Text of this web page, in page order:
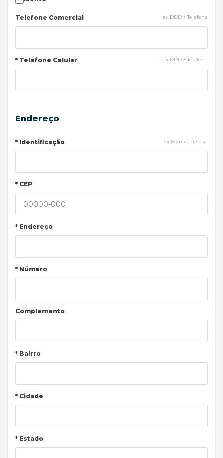
Telefone Comercial ex DDD + Telefone
* Telefone Celular ex DDD + Telefone
Endereço
* Identificação Ex Escritório, Casa
* CEP
* Endereço
* Número
Complemento
* Bairro
* Cidade
* Estado